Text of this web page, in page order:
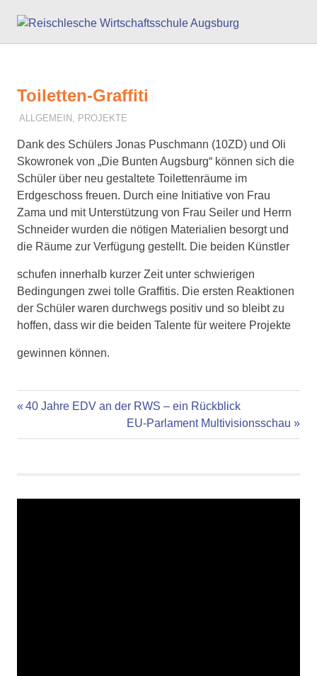
Inhalt
springen
Toiletten-Graffiti
26. JULI 2018
F. SCHNEIDER
ALLGEMEIN , PROJEKTE
Dank des Schülers Jonas Puschmann (10ZD) und Oli
Skowronek von „Die Bunten Augsburg“ können sich die
Schüler über neu gestaltete Toilettenräume im
Erdgeschoss freuen. Durch eine Initiative von Frau
Zama und mit Unterstützung von Frau Seiler und Herrn
Schneider wurden die nötigen Materialien besorgt und
die Räume zur Verfügung gestellt. Die beiden Künstler
schufen innerhalb kurzer Zeit unter schwierigen
Bedingungen zwei tolle Graffitis. Die ersten Reaktionen
der Schüler waren durchwegs positiv und so bleibt zu
hoffen, dass wir die beiden Talente für weitere Projekte
gewinnen können.
Aktion
Beitragsnavigation
Vorheriger
40 Jahre EDV an der RWS – ein Rückblick
Nächster
Beitrag:
EU-Parlament Multivisionsschau